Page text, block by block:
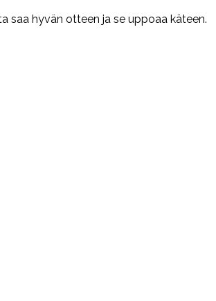
saa hyvän otteen ja se uppoaa käteen.